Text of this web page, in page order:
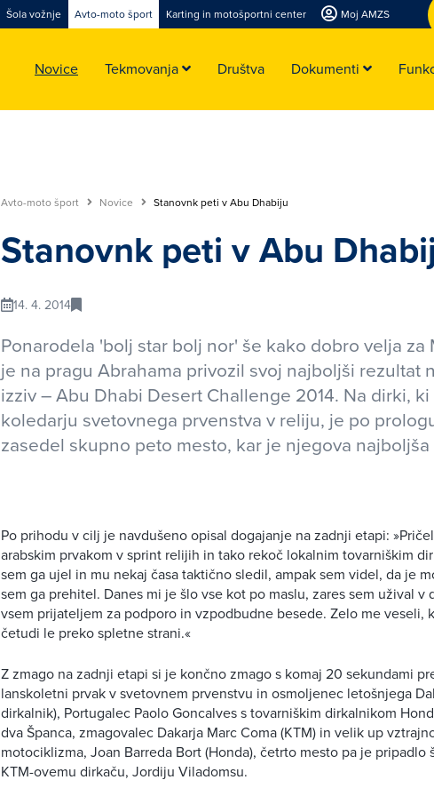
Šola vožnje Avto-moto šport Karting in motošportni center Moj AMZS
Novice Tekmovanja Društva Dokumenti
Avto-moto šport Novice Stanovnk peti v Abu Dhabiju
Stanovnk peti v Abu
14. 4. 2014
Ponarodela 'bolj star bolj nor' še kako dobro velja za
je na pragu Abrahama privozil svoj najboljši rezultat
izziv – Abu Dhabi Desert Challenge 2014. Na dirki,
koledarju svetovnega prvenstva v reliju, je po
zasedel skupno peto mesto, kar je njegova
Po prihodu v cilj je navdušeno opisal dogajanje na zadnji etapi:
arabskim prvakom v sprint relijih in tako rekoč lokalnim tovarniškim
sem ga ujel in mu nekaj časa taktično sledil, ampak sem videl, da je
sem ga prehitel. Danes mi je šlo vse kot po maslu, zares sem užival v
vsem prijateljem za podporo in vzpodbudne besede. Zelo me veseli,
četudi le preko spletne strani.«
Z zmago na zadnji etapi si je končno zmago s komaj 20 sekundami
lanskoletni prvak v svetovnem prvenstvu in osmoljenec letošnjega
dirkalnik), Portugalec Paolo Goncalves s tovarniškim dirkalnikom
dva Španca, zmagovalec Dakarja Marc Coma (KTM) in velik up
motociklizma, Joan Barreda Bort (Honda), četrto mesto pa je pripadlo
KTM-ovemu dirkaču, Jordiju Viladomsu.